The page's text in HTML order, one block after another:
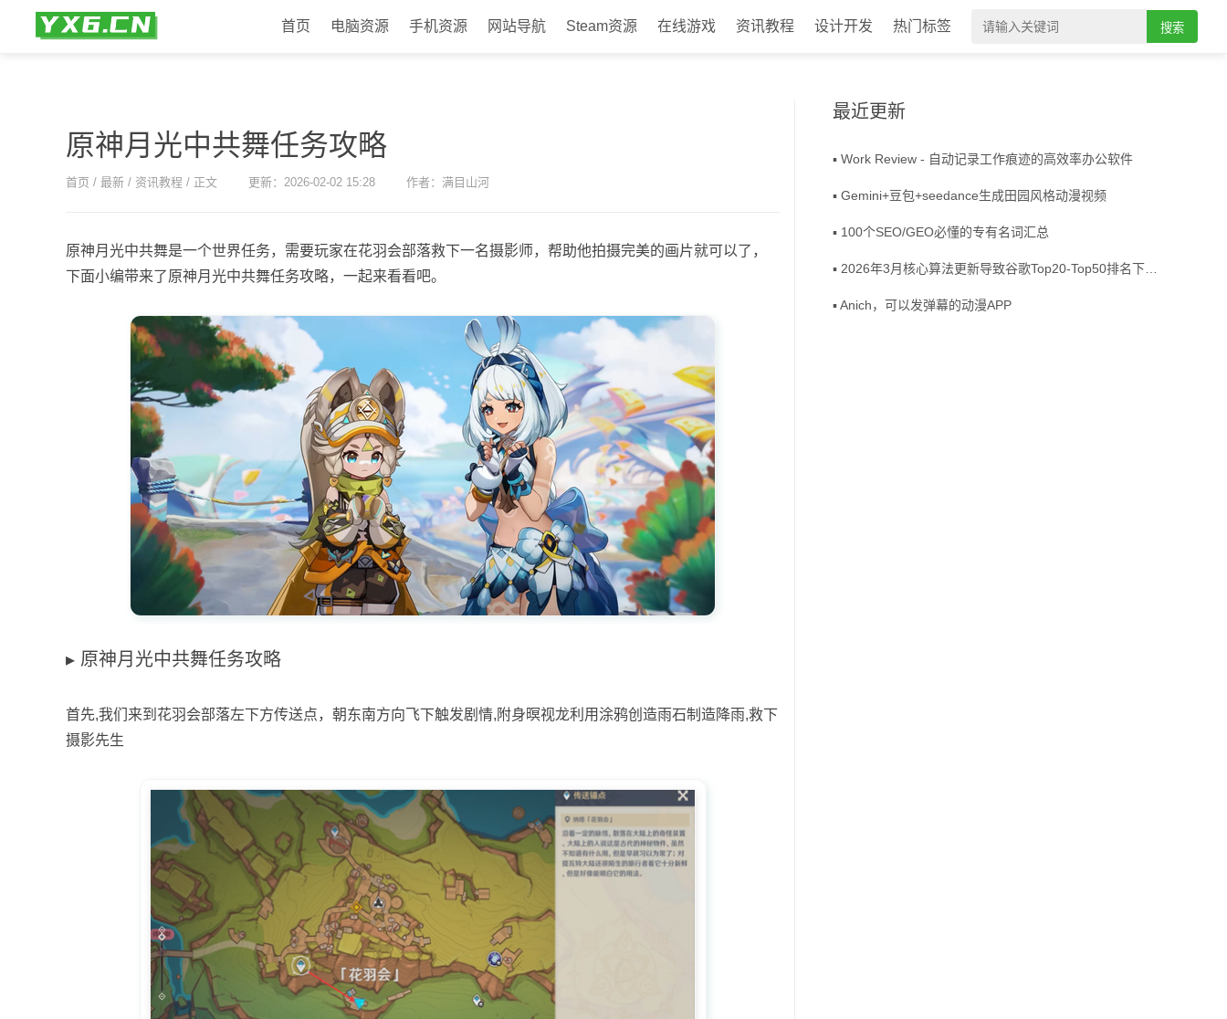
首页 电脑资源 手机资源 网站导航 Steam资源 在线游戏 资讯教程 设计开发 热门标签 搜索
原神月光中共舞任务攻略
首页 / 最新 / 资讯教程 / 正文 更新：2026-02-02 15:28 作者：满目山河
原神月光中共舞是一个世界任务，需要玩家在花羽会部落救下一名摄影师，帮助他拍摄完美的画片就可以了，
下面小编带来了原神月光中共舞任务攻略，一起来看看吧。
原神月光中共舞任务攻略
首先,我们来到花羽会部落左下方传送点，朝东南方向飞下触发剧情,附身暝视龙利用涂鸦创造雨石制造降雨,救下
摄影先生
最近更新
▪ Work Review - 自动记录工作痕迹的高效率办公软件
▪ Gemini+豆包+seedance生成田园风格动漫视频
▪ 100个SEO/GEO必懂的专有名词汇总
▪ Anich，可以发弹幕的动漫APP